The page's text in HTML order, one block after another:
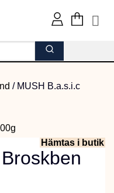
/ MUSH B.a.s.i.c
Hämtas i butik